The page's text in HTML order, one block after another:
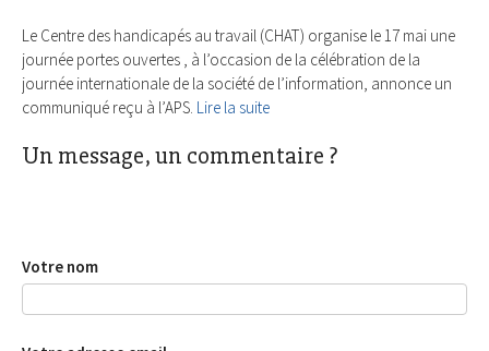
Le Centre des handicapés au travail (CHAT) organise le 17 mai une
journée portes ouvertes , à l’occasion de la célébration de la
journée internationale de la société de l’information, annonce un
communiqué reçu à l’APS. Lire la suite
Un message, un commentaire ?
Votre nom